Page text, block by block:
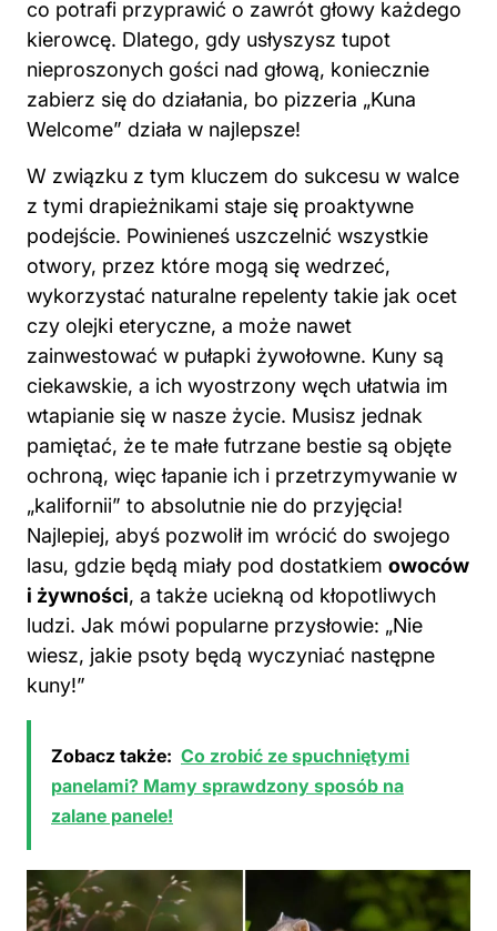
nieproszonych gości nad głową, koniecznie
zabierz się do działania, bo pizzeria „Kuna
Welcome” działa w najlepsze!
W związku z tym kluczem do sukcesu w walce
podejście. Powinieneś uszczelnić wszystkie
otwory, przez które mogą się wedrzeć,
wykorzystać naturalne repelenty takie jak ocet
czy olejki eteryczne, a może nawet
zainwestować w pułapki żywołowne. Kuny są
ciekawskie, a ich wyostrzony węch ułatwia im
wtapianie się w nasze życie. Musisz jednak
pamiętać, że te małe futrzane bestie są objęte
ochroną, więc łapanie ich i przetrzymywanie w
„kalifornii” to absolutnie nie do przyjęcia!
Najlepiej, abyś pozwolił im wrócić do swojego
lasu, gdzie będą miały pod dostatkiemowoców
i żywności, a także uciekną od kłopotliwych
ludzi. Jak mówi popularne przysłowie: „Nie
wiesz, jakie psoty będą wyczyniać następne
kuny!”
Zobacz także:
zalane panele!